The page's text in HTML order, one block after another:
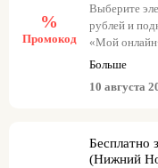
%
Промокод
Выберите
рублей и
«Мой
при
тарифом «Везде
Больше
10 августа
Бесплатно
(Нижний